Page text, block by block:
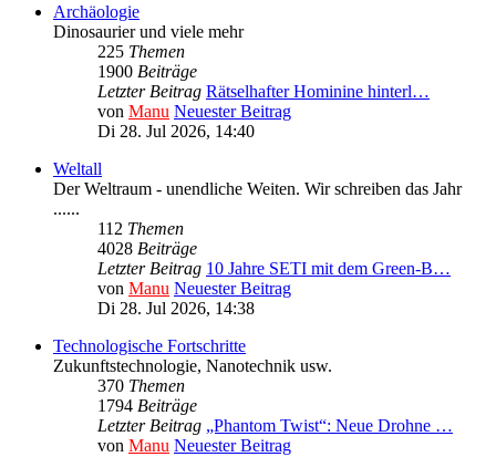
Archäologie
Dinosaurier und viele mehr
225 Themen
1900 Beiträge
Letzter Beitrag Rätselhafter Hominine hinterl…
von Manu Neuester Beitrag
Di 28. Jul 2026, 14:40
Weltall
Der Weltraum - unendliche Weiten. Wir schreiben das Jahr
......
112 Themen
4028 Beiträge
Letzter Beitrag 10 Jahre SETI mit dem Green-B…
von Manu Neuester Beitrag
Di 28. Jul 2026, 14:38
Technologische Fortschritte
Zukunftstechnologie, Nanotechnik usw.
370 Themen
1794 Beiträge
Letzter Beitrag „Phantom Twist“: Neue Drohne …
von Manu Neuester Beitrag